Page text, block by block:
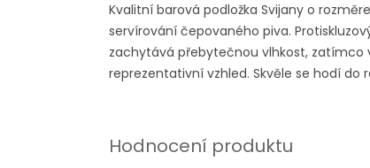
Kvalitní barová podložka Svijany o
servírování čepovaného piva.
zachytává přebytečnou vlhkost, zatímco
reprezentativní vzhled. Skvěle se hodí
Hodnocení produktu